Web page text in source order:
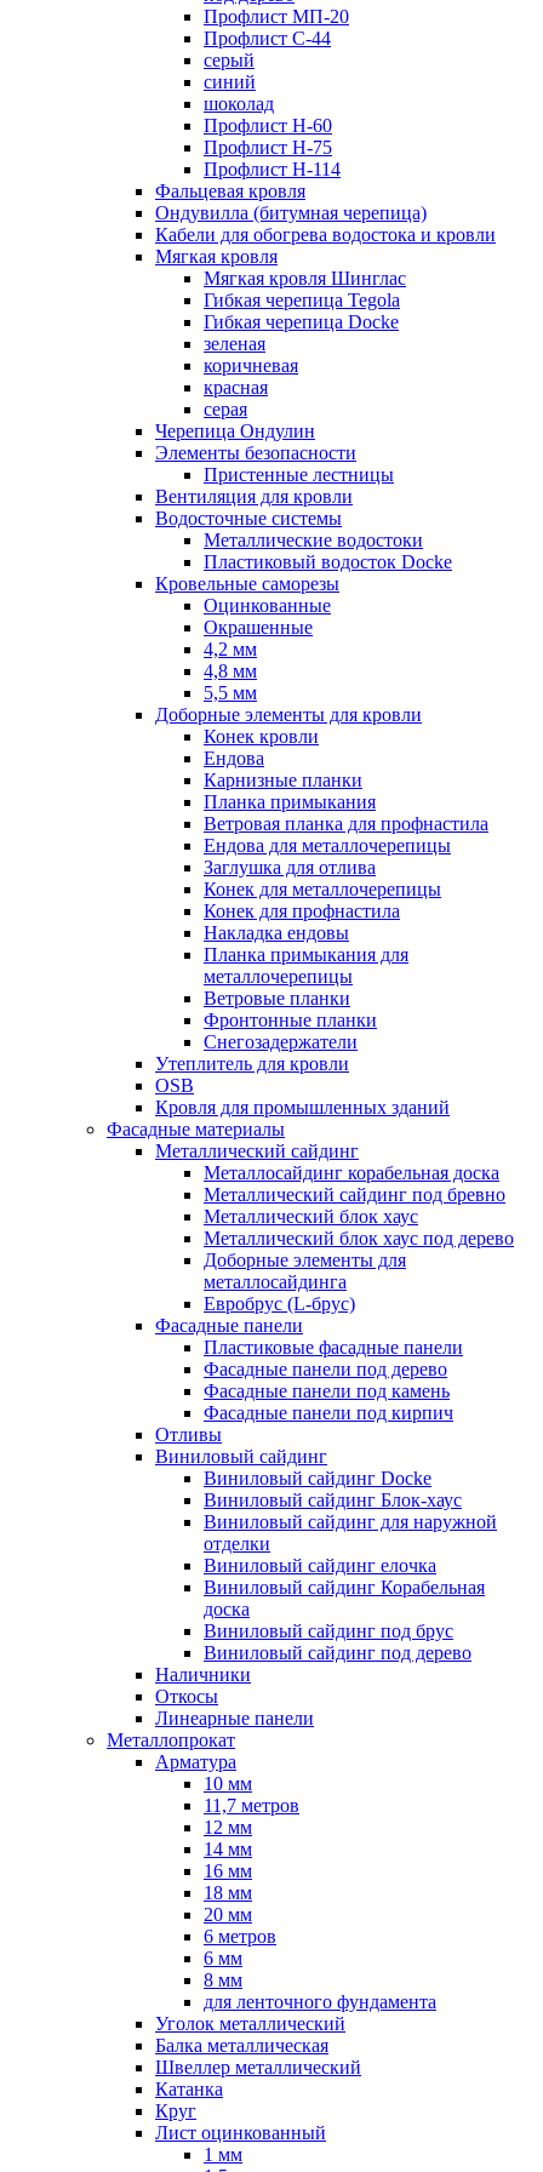
Профлист МП-20
Профлист С-44
серый
синий
шоколад
Профлист Н-60
Профлист Н-75
Профлист H-114
Фальцевая кровля
Ондувилла (битумная черепица)
Кабели для обогрева водостока и кровли
Мягкая кровля
Мягкая кровля Шинглас
Гибкая черепица Tegola
Гибкая черепица Docke
зеленая
коричневая
красная
серая
Черепица Ондулин
Элементы безопасности
Пристенные лестницы
Вентиляция для кровли
Водосточные системы
Металлические водостоки
Пластиковый водосток Docke
Кровельные саморезы
Оцинкованные
Окрашенные
4,2 мм
4,8 мм
5,5 мм
Доборные элементы для кровли
Конек кровли
Ендова
Карнизные планки
Планка примыкания
Ветровая планка для профнастила
Ендова для металлочерепицы
Заглушка для отлива
Конек для металлочерепицы
Конек для профнастила
Накладка ендовы
Планка примыкания для
металлочерепицы
Ветровые планки
Фронтонные планки
Снегозадержатели
Утеплитель для кровли
OSB
Кровля для промышленных зданий
Фасадные материалы
Металлический сайдинг
Металлосайдинг корабельная доска
Металлический сайдинг под бревно
Металлический блок хаус
Металлический блок хаус под дерево
Доборные элементы для
металлосайдинга
Евробрус (L-брус)
Фасадные панели
Пластиковые фасадные панели
Фасадные панели под дерево
Фасадные панели под камень
Фасадные панели под кирпич
Отливы
Виниловый сайдинг
Виниловый сайдинг Docke
Виниловый сайдинг Блок-хаус
Виниловый сайдинг для наружной
отделки
Виниловый сайдинг елочка
Виниловый сайдинг Корабельная
доска
Виниловый сайдинг под брус
Виниловый сайдинг под дерево
Наличники
Откосы
Линеарные панели
Металлопрокат
Арматура
10 мм
11,7 метров
12 мм
14 мм
16 мм
18 мм
20 мм
6 метров
6 мм
8 мм
для ленточного фундамента
Уголок металлический
Балка металлическая
Швеллер металлический
Катанка
Круг
Лист оцинкованный
1 мм